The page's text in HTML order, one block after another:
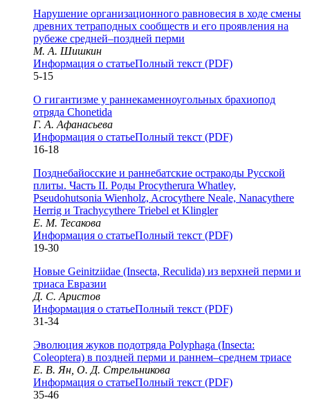
Нарушение организационного равновесия в ходе смены
древних тетраподных сообществ и его проявления на
рубеже средней–поздней перми
М. А. Шишкин
Информация о статьеПолный текст (PDF)
5-15
О гигантизме у раннекаменноугольных брахиопод
отряда Chonetida
Г. А. Афанасьева
Информация о статьеПолный текст (PDF)
16-18
Позднебайосские и раннебатские остракоды Русской
плиты. Часть II. Роды Procytherura Whatley,
Pseudohutsonia Wienholz, Acrocythere Neale, Nanacythere
Herrig и Trachycythere Triebel et Klingler
Е. М. Тесакова
Информация о статьеПолный текст (PDF)
19-30
Новые Geinitziidae (Insecta, Reculida) из верхней перми и
триаса Евразии
Д. С. Аристов
Информация о статьеПолный текст (PDF)
31-34
Эволюция жуков подотряда Polyphaga (Insecta:
Coleoptera) в поздней перми и раннем–среднем триасе
Е. В. Ян, О. Д. Стрельникова
Информация о статьеПолный текст (PDF)
35-46